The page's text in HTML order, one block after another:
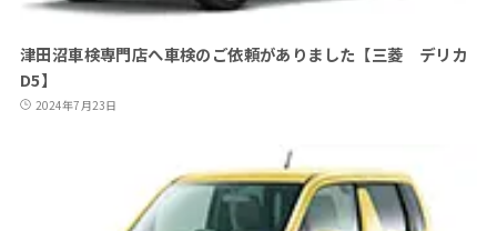
津田沼車検専門店へ車検のご依頼がありました【三菱 デリカ
D5】
2024年7月23日